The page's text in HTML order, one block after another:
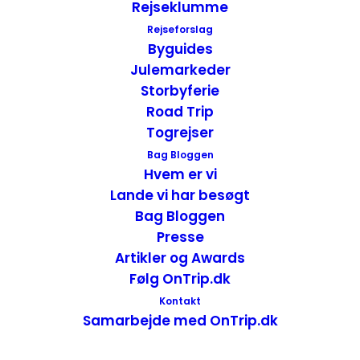
Rejseklumme
Rejseforslag
Byguides
Julemarkeder
Storbyferie
Road Trip
Togrejser
Bag Bloggen
Hvem er vi
Lande vi har besøgt
Bag Bloggen
Presse
Artikler og Awards
Følg OnTrip.dk
Kontakt
Samarbejde med OnTrip.dk
Bygningen har bevaret sin oprindelig
facade, det originale kobbertag er
udskiftet, men holdt i same stil med
sortglasseret håndlavet tagsten.
Vinduerne er lavet som de originale fra
1912, flere lofter er dekoreret med en smuk
stuk og andre steder, er paneler og gulve